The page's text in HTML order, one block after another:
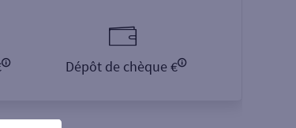
Dépôt de chèque €